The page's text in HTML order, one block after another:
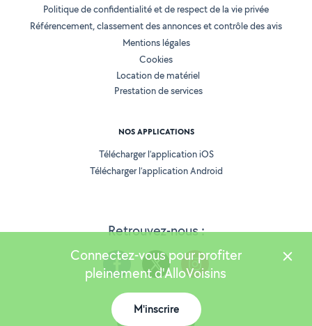
Retrouvez-nous :
Politique de confidentialité et de respect de la vie privée
Référencement, classement des annonces et contrôle des avis
Mentions légales
Cookies
Location de matériel
Prestation de services
NOS APPLICATIONS
Télécharger l’application iOS
Télécharger l’application Android
Version 25.5.3
Connectez-vous pour profiter
pleinement d'AlloVoisins
M'inscrire